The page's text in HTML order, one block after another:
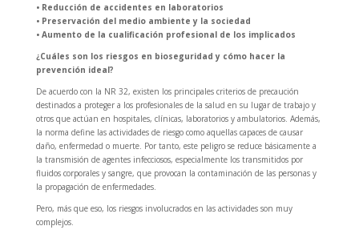
• Reducción de accidentes en laboratorios
• Preservación del medio ambiente y la sociedad
• Aumento de la cualificación profesional de los implicados
¿Cuáles son los riesgos en bioseguridad y cómo hacer la
prevención ideal?
De acuerdo con la NR 32, existen los principales criterios de precaución
destinados a proteger a los profesionales de la salud en su lugar de trabajo y
otros que actúan en hospitales, clínicas, laboratorios y ambulatorios. Además,
la norma define las actividades de riesgo como aquellas capaces de causar
daño, enfermedad o muerte. Por tanto, este peligro se reduce básicamente a
la transmisión de agentes infecciosos, especialmente los transmitidos por
fluidos corporales y sangre, que provocan la contaminación de las personas y
la propagación de enfermedades.
Pero, más que eso, los riesgos involucrados en las actividades son muy
complejos.